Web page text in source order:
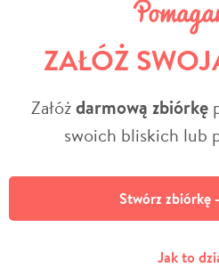
ZAŁÓŻ
Załóżdarmową zbiórkę
swoich bliskich lub
Stwórz zbiórkę
Jak to